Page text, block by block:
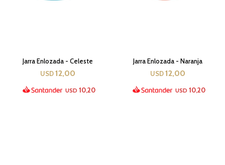
Jarra Enlozada - Celeste
USD 12,00
USD 10,20
Jarra Enlozada - Naranja
USD 12,00
USD 10,20